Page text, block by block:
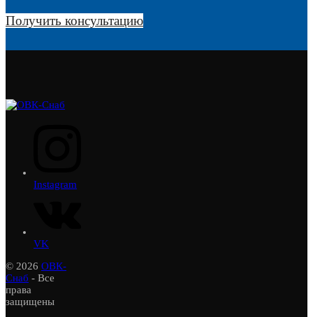
Получить консультацию
Instagram
VK
© 2026 ОВК-
Снаб - Все
права
защищены